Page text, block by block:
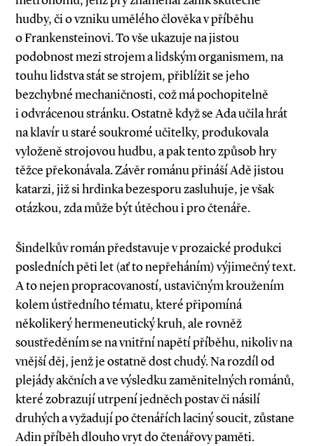
hudby, či o vzniku umělého člověka v příběhu
o Frankensteinovi. To vše ukazuje na jistou
podobnost mezi strojem a lidským organismem, na
touhu lidstva stát se strojem, přiblížit se jeho
bezchybné mechaničnosti, což má pochopitelně
i odvrácenou stránku. Ostatně když se Ada učila hrát
na klavír u staré soukromé učitelky, produkovala
vyloženě strojovou hudbu, a pak tento způsob hry
těžce překonávala. Závěr románu přináší Adě jistou
katarzi, již si hrdinka bezesporu zasluhuje, je však
otázkou, zda může být útěchou i pro čtenáře.
Šindelkův román představuje v prozaické produkci
posledních pěti let (ať to nepřeháním) výjimečný text.
A to nejen propracovaností, ustavičným kroužením
kolem ústředního tématu, které připomíná
několikerý hermeneutický kruh, ale rovněž
soustředěním se na vnitřní napětí příběhu, nikoliv na
vnější děj, jenž je ostatně dost chudý. Na rozdíl od
plejády akčních a ve výsledku zaměnitelných románů,
které zobrazují utrpení jedněch postav či násilí
druhých a vyžadují po čtenářích laciný soucit, zůstane
Adin příběh dlouho vryt do čtenářovy paměti.